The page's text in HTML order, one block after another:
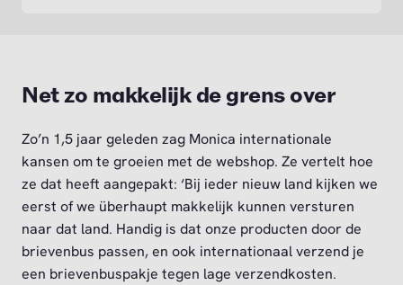
Net zo makkelijk de grens over
Zo’n 1,5 jaar geleden zag Monica internationale
kansen om te groeien met de webshop. Ze vertelt hoe
ze dat heeft aangepakt: ‘Bij ieder nieuw land kijken we
eerst of we überhaupt makkelijk kunnen versturen
naar dat land. Handig is dat onze producten door de
brievenbus passen, en ook internationaal verzend je
een brievenbuspakje tegen lage verzendkosten.